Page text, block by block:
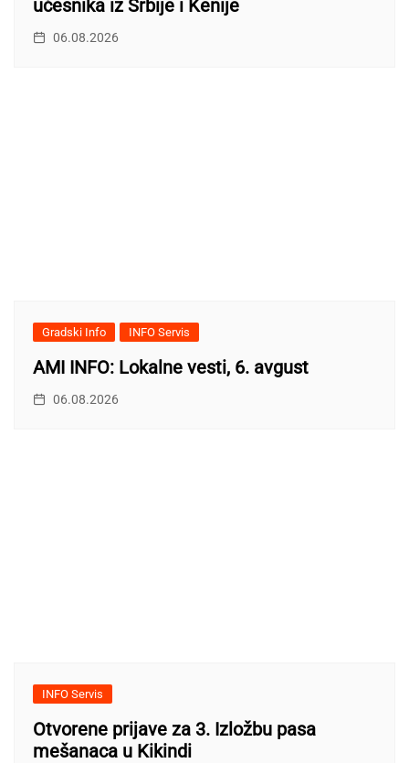
učesnika iz Srbije i Kenije
06.08.2026
Gradski Info INFO Servis
AMI INFO: Lokalne vesti, 6. avgust
06.08.2026
INFO Servis
Otvorene prijave za 3. Izložbu pasa
mešanaca u Kikindi